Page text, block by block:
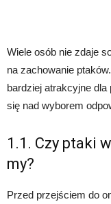
Wiele osób nie zdaje
na zachowanie
bardziej atrakcyjne
się nad wyborem
1.1. Czy ptaki
my?
Przed przejściem do